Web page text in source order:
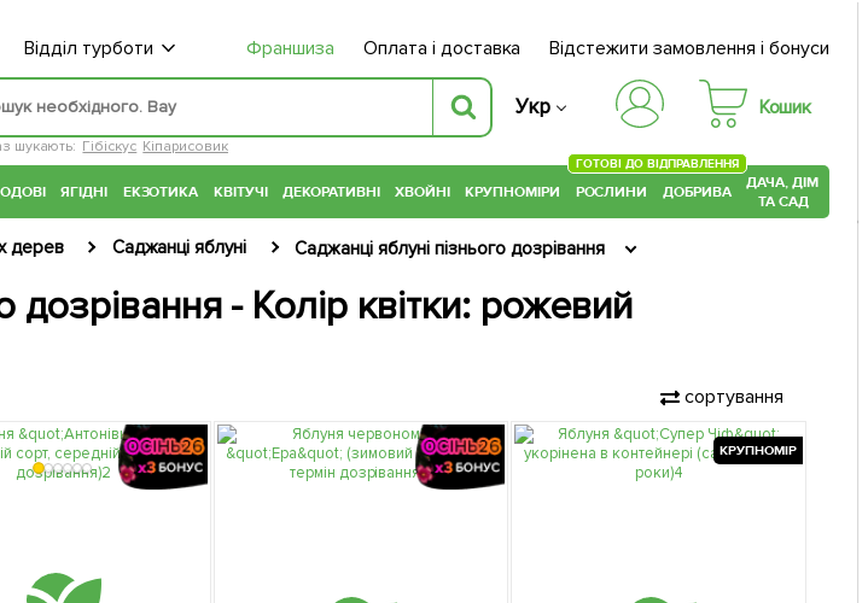
Відділ турботи Франшиза Оплата і доставка Відстежити замовлення і бонуси
шукають: Гібіскус Кіпарисовик
Укр Кошик
ЯГІДНІ ЕКЗОТИКА КВІТУЧІ ДЕКОРАТИВНІ ХВОЙНІ КРУПНОМІРИ РОСЛИНИ
ГОТОВІ ДО ВІДПРАВЛЕННЯ
ДОБРИВА
ДАЧА, ДІМ
ТА САД
дерев Саджанці яблуні Саджанці яблуні пізнього дозрівання
дозрівання - Колір квітки: рожевий
сортування
КРУПНОМІР